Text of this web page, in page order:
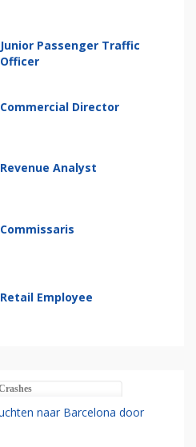
Junior Passenger Traffic
Officer
Commercial Director
Revenue Analyst
Commissaris
Retail Employee
naar Barcelona door